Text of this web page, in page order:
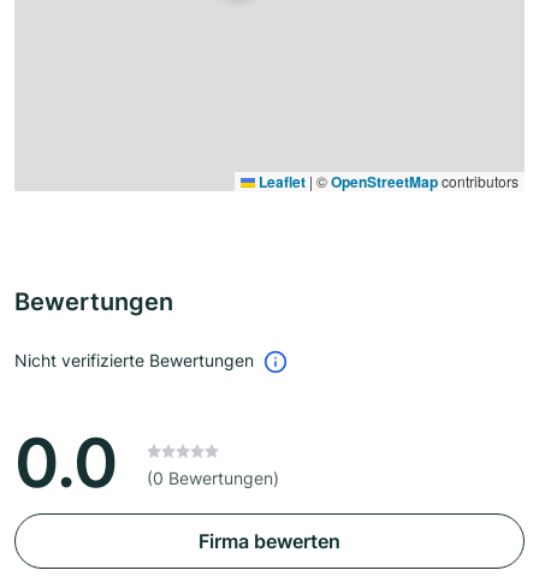
Leaflet | ©OpenStreetMapcontributors
Bewertungen
Nicht verifizierte Bewertungen
0.0 (0 Bewertungen)
Firma bewerten